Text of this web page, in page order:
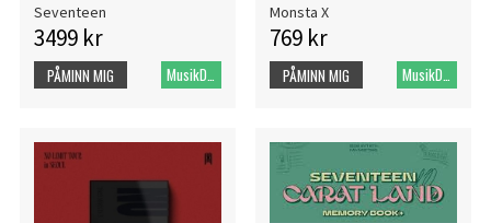
Seventeen
3499 kr
MusikDVD
PÅMINN MIG
Monsta X
769 kr
MusikDVD
PÅMINN MIG